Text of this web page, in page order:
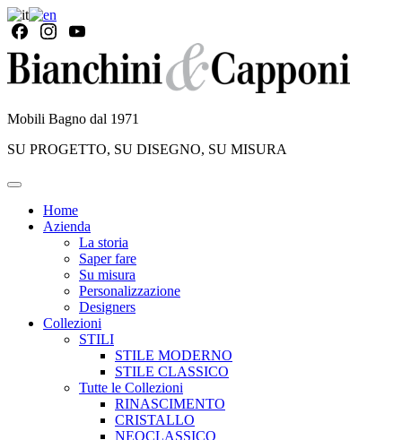
Mobili Bagno dal 1971
SU PROGETTO, SU DISEGNO, SU MISURA
Home
Azienda
La storia
Saper fare
Su misura
Personalizzazione
Designers
Collezioni
STILI
STILE MODERNO
STILE CLASSICO
Tutte le Collezioni
RINASCIMENTO
CRISTALLO
NEOCLASSICO